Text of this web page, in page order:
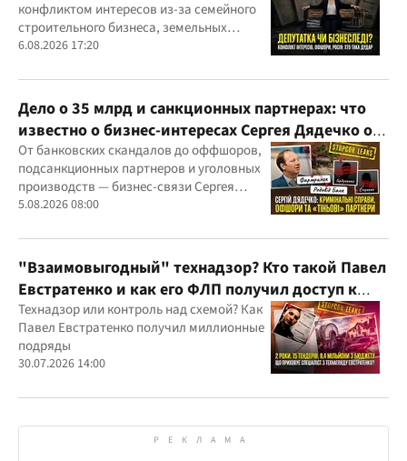
конфликтом интересов из-за семейного
строительного бизнеса, земельных
скандалов, судебных дел
6.08.2026 17:20
Дело о 35 млрд и санкционных партнерах: что
известно о бизнес-интересах Сергея Дядечко от
"Родовид Банка" до "ФАРМАСЕЛ"
От банковских скандалов до оффшоров,
подсанкционных партнеров и уголовных
производств — бизнес-связи Сергея
Дядечко до сих пор простираются через
юрисдикций
5.08.2026 08:00
"Взаимовыгодный" технадзор? Кто такой Павел
Евстратенко и как его ФЛП получил доступ к
бюджетным миллионам?
Технадзор или контроль над схемой? Как
Павел Евстратенко получил миллионные
подряды
30.07.2026 14:00